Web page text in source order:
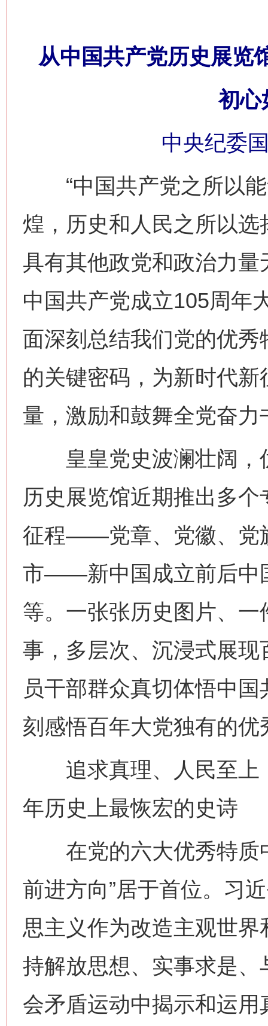
从中国共产党历史展览
初心
中央纪委
“中国共产党之所以能
煌，历史和人民之所以
具有其他政党和政治力量
中国共产党成立105周年
面深刻总结我们党的优
的关键密码，为新时代
量，激励和鼓舞全党奋
皇皇党史波澜壮阔，
历史展览馆近期推出多
征程——党章、党徽、党
市——新中国成立前后中
等。一张张历史图片、
事，多层次、沉浸式展
员干部群众真切体悟中
刻感悟百年大党独有的优
追求真理、人民至上
年历史上最恢宏的史诗
在党的六大优秀特质
前进方向”居于首位。习
思主义作为改造主观世
持解放思想、实事求是
会矛盾运动中揭示和运